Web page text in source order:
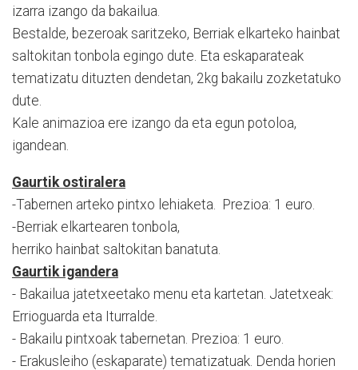
izarra izango da bakailua.
Bestalde, bezeroak saritzeko, Berriak elkarteko hainbat
saltokitan tonbola egingo dute. Eta eskaparateak
tematizatu dituzten dendetan, 2kg bakailu zozketatuko
dute.
Kale animazioa ere izango da eta egun potoloa,
igandean.
Gaurtik ostiralera
-Tabernen arteko pintxo lehiaketa. Prezioa: 1 euro.
-Berriak elkartearen tonbola,
herriko hainbat saltokitan banatuta.
Gaurtik igandera
- Bakailua jatetxeetako menu eta kartetan. Jatetxeak:
Errioguarda eta Iturralde.
- Bakailu pintxoak tabernetan. Prezioa: 1 euro.
- Erakusleiho (eskaparate) tematizatuak. Denda horien